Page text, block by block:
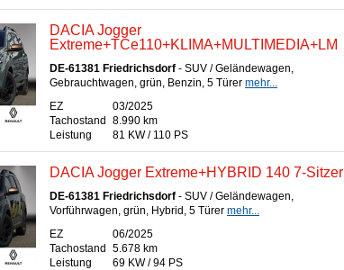
DACIA Jogger
Extreme+TCe110+KLIMA+MULTIMEDIA+LM
DE-61381 Friedrichsdorf - SUV / Geländewagen,
Gebrauchtwagen, grün, Benzin, 5 Türer mehr...
EZ
03/2025
Tachostand
8.990 km
Leistung
81 KW / 110 PS
DACIA Jogger Extreme+HYBRID 140 7-Sitzer
DE-61381 Friedrichsdorf - SUV / Geländewagen,
Vorführwagen, grün, Hybrid, 5 Türer mehr...
EZ
06/2025
Tachostand
5.678 km
Leistung
69 KW / 94 PS